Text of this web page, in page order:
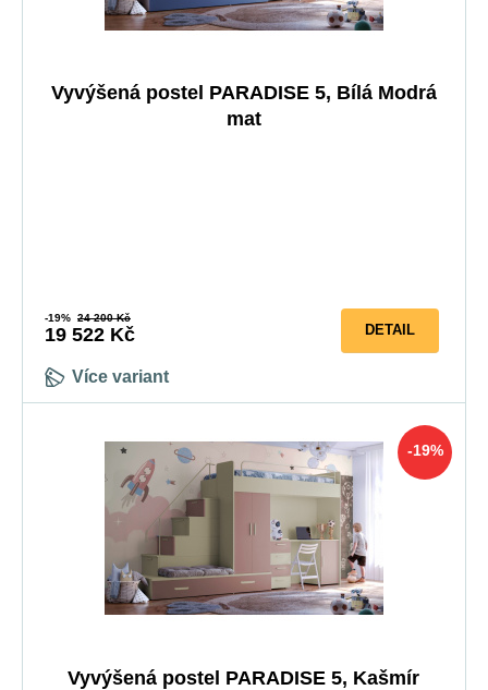
Vyvýšená postel PARADISE 5, Bílá Modrá
mat
-19% 24 200 Kč
19 522 Kč
Více variant
DETAIL
-19%
Vyvýšená postel PARADISE 5, Kašmír